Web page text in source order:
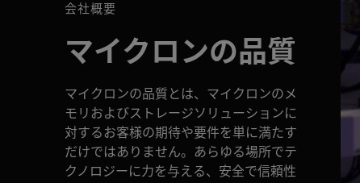
会社概要
マイクロンの品質
マイクロンの品質とは、マイクロンのメ
モリおよびストレージソリューションに
対するお客様の期待や要件を単に満たす
だけではありません。あらゆる場所でテ
クノロジーに力を与える、安全で信頼性